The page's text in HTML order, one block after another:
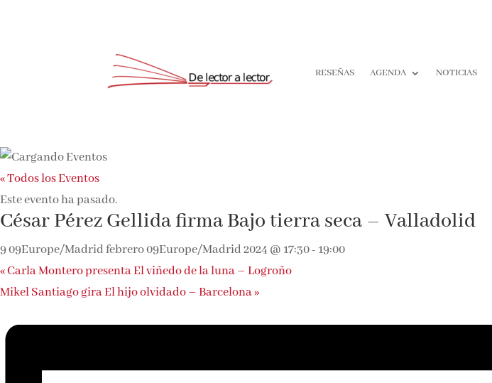
RESEÑAS AGENDA NOTICIAS
« Todos los Eventos
Este evento ha pasado.
César Pérez Gellida firma Bajo tierra seca – Valladolid
9 09Europe/Madrid febrero 09Europe/Madrid 2024 @ 17:30-19:00
«Carla Montero presenta El viñedo de la luna – Logroño
Mikel Santiago gira El hijo olvidado – Barcelona»